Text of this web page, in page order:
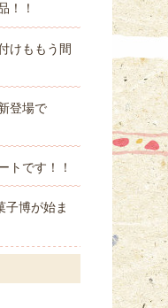
！！
けももう間
登場で
トです！！
子博が始ま